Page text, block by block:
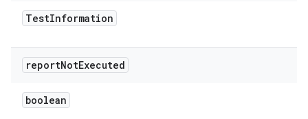
TestInformation
reportNotExecuted
boolean